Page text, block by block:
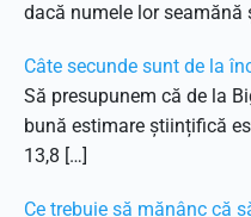
dacă numele lor seamănă
Câte secunde sunt de la
Să presupunem că de la
bună estimare științifică
13,8 […]
Ce trebuie să mănânc că